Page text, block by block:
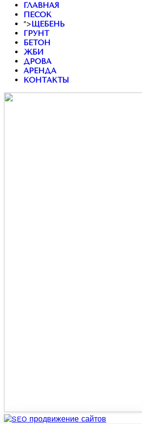
ГЛАВНАЯ
ПЕСОК
">ЩЕБЕНЬ
ГРУНТ
БЕТОН
ЖБИ
ДРОВА
АРЕНДА
КОНТАКТЫ